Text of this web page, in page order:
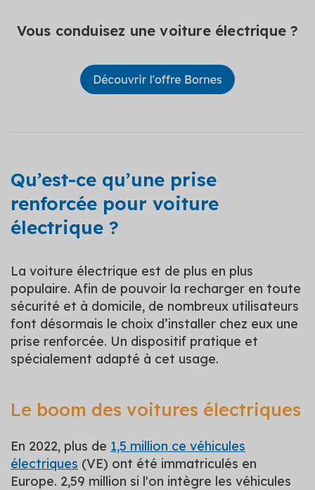
Vous conduisez une voiture électrique ?
Qu’est-ce qu’une prise
renforcée pour voiture
électrique ?
La voiture électrique est de plus en plus
populaire. Afin de pouvoir la recharger en toute
sécurité et à domicile, de nombreux utilisateurs
font désormais le choix d’installer chez eux une
prise renforcée. Un dispositif pratique et
spécialement adapté à cet usage.
Le boom des voitures électriques
En 2022, plus de 1,5 million ce véhicules
électriques (VE) ont été immatriculés en
Europe. 2,59 million si l'on intègre les véhicules